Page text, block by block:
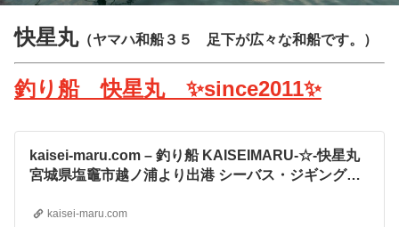
快星丸（ヤマハ和船３５ 足下が広々な和船です。）
釣り船 快星丸 ✨since2011✨
kaisei-maru.com – 釣り船 KAISEIMARU-☆-快星丸
宮城県塩竈市越ノ浦より出港 シーバス・ジギング・
kaisei-maru.com